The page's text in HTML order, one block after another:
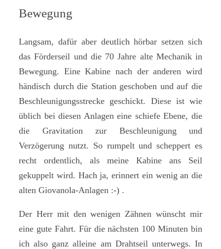
Bewegung
Langsam, dafür aber deutlich hörbar setzen sich
das Förderseil und die 70 Jahre alte Mechanik in
Bewegung. Eine Kabine nach der anderen wird
händisch durch die Station geschoben und auf die
Beschleunigungsstrecke geschickt. Diese ist wie
üblich bei diesen Anlagen eine schiefe Ebene, die
die Gravitation zur Beschleunigung und
Verzögerung nutzt. So rumpelt und scheppert es
recht ordentlich, als meine Kabine ans Seil
gekuppelt wird. Hach ja, erinnert ein wenig an die
alten Giovanola-Anlagen :-) .
Der Herr mit den wenigen Zähnen wünscht mir
eine gute Fahrt. Für die nächsten 100 Minuten bin
ich also ganz alleine am Drahtseil unterwegs. In